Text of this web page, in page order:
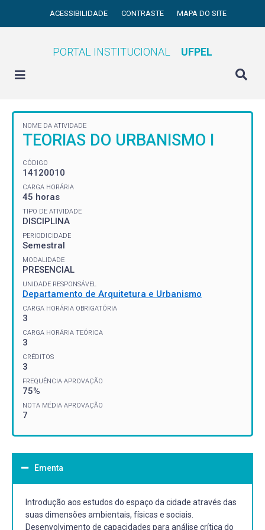
ACESSIBILIDADE CONTRASTE MAPA DO SITE
PORTAL INSTITUCIONAL UFPEL
NOME DA ATIVIDADE
TEORIAS DO URBANISMO I
CÓDIGO
14120010
CARGA HORÁRIA
45 horas
TIPO DE ATIVIDADE
DISCIPLINA
PERIODICIDADE
Semestral
MODALIDADE
PRESENCIAL
UNIDADE RESPONSÁVEL
Departamento de Arquitetura e Urbanismo
CARGA HORÁRIA OBRIGATÓRIA
3
CARGA HORÁRIA TEÓRICA
3
CRÉDITOS
3
FREQUÊNCIA APROVAÇÃO
75%
NOTA MÉDIA APROVAÇÃO
7
Ementa
Introdução aos estudos do espaço da cidade através das
suas dimensões ambientais, físicas e sociais.
Desenvolvimento de capacidades para análise crítica do